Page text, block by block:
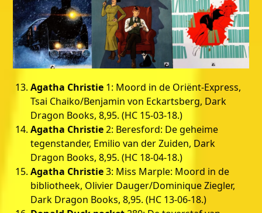
Agatha Christie 1: Moord in de Oriënt-Express,
Tsai Chaiko/Benjamin von Eckartsberg, Dark
Dragon Books, 8,95. (HC 15-03-18.)
Agatha Christie2: Beresford: De geheime
tegenstander, Emilio van der Zuiden, Dark
Dragon Books, 8,95. (HC 18-04-18.)
Agatha Christie3: Miss Marple: Moord in de
bibliotheek, Olivier Dauger/Dominique Ziegler,
Dark Dragon Books, 8,95. (HC 13-06-18.)